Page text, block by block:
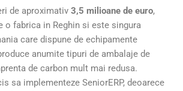
de aproximativ 3,5 milioane de euro,
o fabrica in Reghin si este singura
care dispune de echipamente
anumite tipuri de ambalaje de
de carbon mult mai redusa.
sa implementeze SeniorERP, deoarece